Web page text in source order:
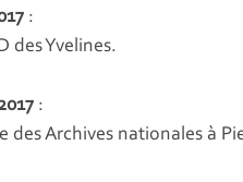
:
des Yvelines.
:
des Archives nationales à